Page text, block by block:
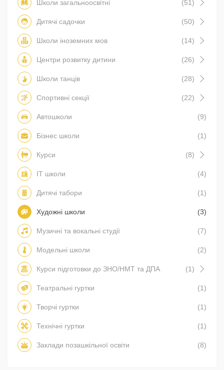
Школи загальноосвітні (51)
Дитячі садочки (50)
Школи іноземних мов (14)
Центри розвитку дитини (26)
Школи танців (28)
Спортивні секції (22)
Автошколи (9)
Бізнес школи (1)
Курси (8)
IT школи (4)
Дитячі табори (1)
Художні школи (3)
Музичні та вокальні студії (7)
Модельні школи (2)
Курси підготовки до ЗНО/НМТ та ДПА (1)
Театральні гуртки (1)
Творчі гуртки (1)
Технічні гуртки (1)
Заклади позашкільної освіти (8)